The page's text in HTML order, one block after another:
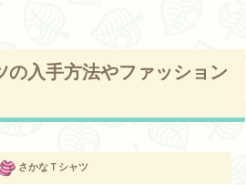
の入手方法やファッション
さかなＴシャツ